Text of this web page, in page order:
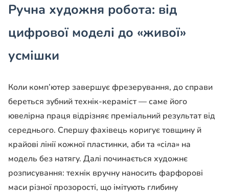
Ручна художня робота: від
цифрової моделі до «живої»
усмішки
Коли комп’ютер завершує фрезерування, до справи
береться зубний технік-кераміст — саме його
ювелірна праця відрізняє преміальний результат від
середнього. Спершу фахівець коригує товщину й
крайові лінії кожної пластинки, аби та «сіла» на
модель без натягу. Далі починається художнє
розписування: технік вручну наносить фарфорові
маси різної прозорості, що імітують глибину